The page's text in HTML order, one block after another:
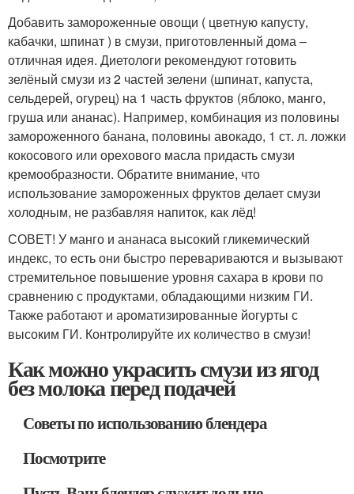
Добавить замороженные овощи ( цветную капусту,
кабачки, шпинат ) в смузи, приготовленный дома –
отличная идея. Диетологи рекомендуют готовить
зелёный смузи из 2 частей зелени (шпинат, капуста,
сельдерей, огурец) на 1 часть фруктов (яблоко, манго,
груша или ананас). Например, комбинация из половины
замороженного банана, половины авокадо, 1 ст. л. ложки
кокосового или орехового масла придасть смузи
кремообразности. Обратите внимание, что
использование замороженных фруктов делает смузи
холодным, не разбавляя напиток, как лёд!
СОВЕТ! У манго и ананаса высокий гликемический
индекс, то есть они быстро перевариваются и вызывают
стремительное повышение уровня сахара в крови по
сравнению с продуктами, обладающими низким ГИ.
Также работают и ароматизированные йогурты с
высоким ГИ. Контролируйте их количество в смузи!
Как можно украсить смузи из ягод
без молока перед подачей
Советы по использованию блендера
Посмотрите